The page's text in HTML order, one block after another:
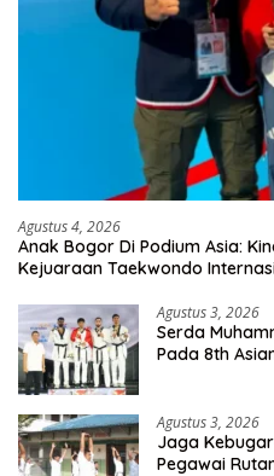
Agustus 4, 2026
Anak Bogor Di Podium Asia:
Kejuaraan Taekwondo
Agustus 3, 2026
Serda
Pada 8th
Agustus 3, 2026
Jaga
Pegawai